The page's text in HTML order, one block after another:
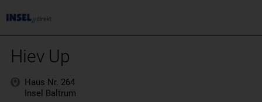
Hiev Up
Haus Nr. 264
Insel Baltrum